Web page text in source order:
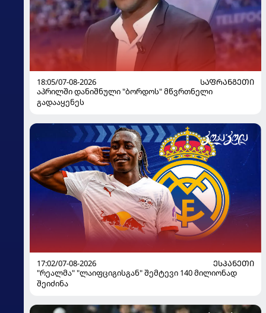
18:05/07-08-2026
ᲡᲐᲤᲠᲐᲜᲒᲔᲗᲘ
აპრილში დანიშნული "ბორდოს" მწვრთნელი
გადააყენეს
17:02/07-08-2026
ᲔᲡᲞᲐᲜᲔᲗᲘ
"რეალმა" "ლაიფციგისგან" შემტევი 140 მილიონად
შეიძინა